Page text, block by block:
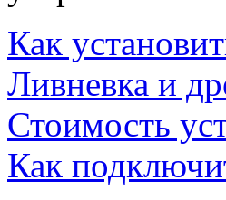
Как
Ливневка и
Стоимость
Как